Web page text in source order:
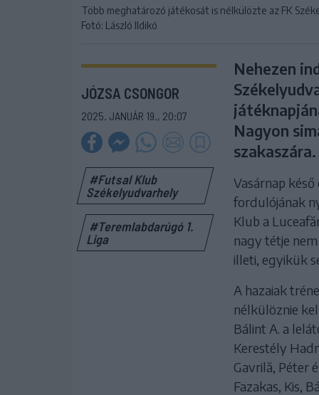
Több meghatározó játékosát is nélkülözte az FK
Fotó: László Ildikó
JÓZSA CSONGOR
2025. JANUÁR 19., 20:07
#Futsal Klub
Székelyudvarhely
#Teremlabdarúgó 1.
Liga
Nehezen
Nagyon
szakaszára.
Vasárnap
fordulójának
Klub a
nagy tétje
illeti, egyikük
A hazaiak
nélkülöznie
Bálint A. a
Kerestély
Gavrilă, Péter
Fazakas, Kis,